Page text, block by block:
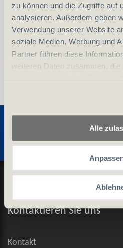
zu können und die Zugriffe auf
analysieren. Außerdem geben
Verwendung unserer Website
soziale Medien, Werbung und
Partner führen diese
weiteren Daten zusammen, die
Alle
vergleichen
Entdecken Sie
Datenschutz und
Allgemeine
Kontaktieren Sie uns
Kontakt